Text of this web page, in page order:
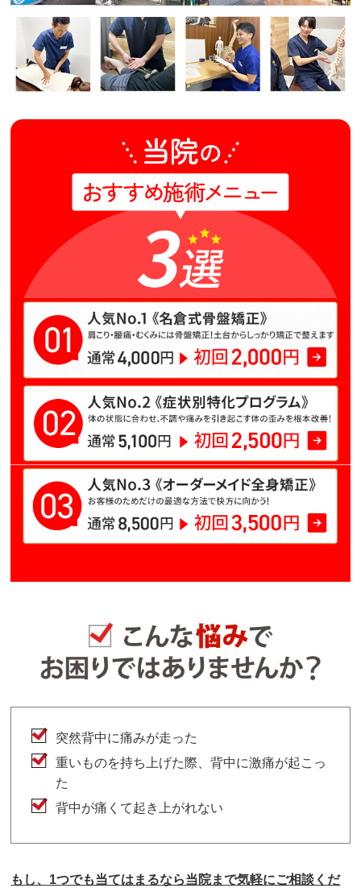
突然背中に痛みが走った
重いものを持ち上げた際、背中に激痛が起こっ
た
背中が痛くて起き上がれない
もし、1つでも当てはまるなら当院まで気軽にご相談くだ